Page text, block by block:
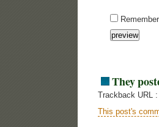
They
Trackback URL
This post's